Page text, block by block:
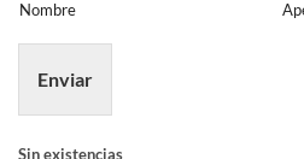
Nombre
Enviar
Sin existencias